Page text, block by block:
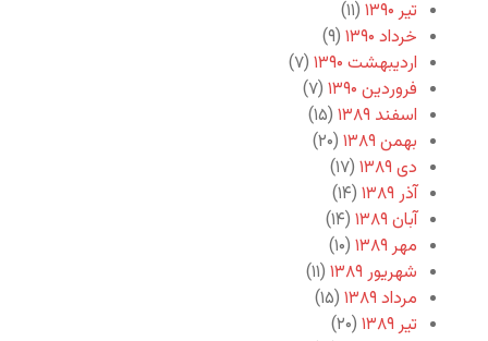
تیر ۱۳۹۰
(۱۱)
خرداد ۱۳۹۰
(۹)
اردیبهشت ۱۳۹۰
(۷)
فروردین ۱۳۹۰
(۷)
اسفند ۱۳۸۹
(۱۵)
بهمن ۱۳۸۹
(۲۰)
دی ۱۳۸۹
(۱۷)
آذر ۱۳۸۹
(۱۴)
آبان ۱۳۸۹
(۱۴)
مهر ۱۳۸۹
(۱۰)
شهریور ۱۳۸۹
(۱۱)
مرداد ۱۳۸۹
(۱۵)
تیر ۱۳۸۹
(۲۰)